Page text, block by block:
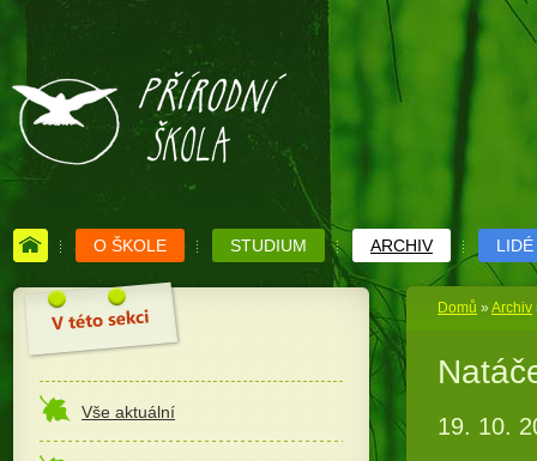
O ŠKOLE STUDIUM ARCHIV LIDÉ
Vše aktuální
Domů » Archiv
19. 10.